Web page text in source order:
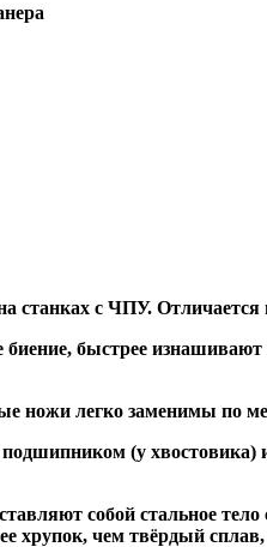
станках с ЧПУ.
биение, быстрее
ножи легко заменимы по
подшипником (у хвостовика)
собой стальное
чем твёрдый сплав,